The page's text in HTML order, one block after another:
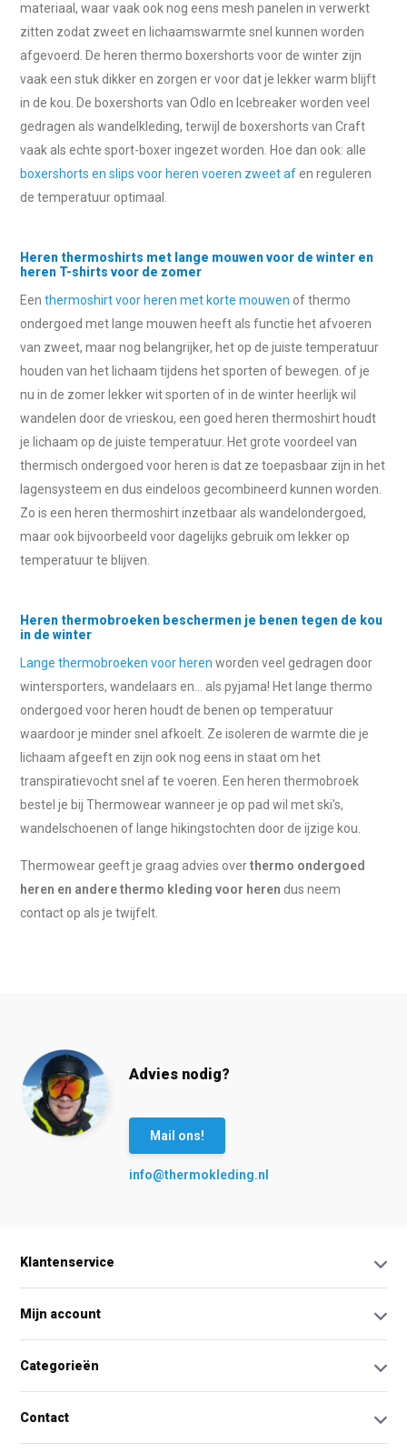
materiaal, waar vaak ook nog eens mesh panelen in verwerkt
zitten zodat zweet en lichaamswarmte snel kunnen worden
afgevoerd. De heren thermo boxershorts voor de winter zijn
vaak een stuk dikker en zorgen er voor dat je lekker warm blijft
in de kou. De boxershorts van Odlo en Icebreaker worden veel
gedragen als wandelkleding, terwijl de boxershorts van Craft
vaak als echte sport-boxer ingezet worden. Hoe dan ook: alle
boxershorts en slips voor heren voeren zweet afen reguleren
de temperatuur optimaal.
Heren thermoshirts met lange mouwen voor de winter en
heren T-shirts voor de zomer
Eenthermoshirt voor heren met korte mouwen of thermo
ondergoed met lange mouwen heeft als functie het afvoeren
van zweet, maar nog belangrijker, het op de juiste temperatuur
houden van het lichaam tijdens het sporten of bewegen. of je
nu in de zomer lekker wit sporten of in de winter heerlijk wil
wandelen door de vrieskou, een goed heren thermoshirt houdt
je lichaam op de juiste temperatuur. Het grote voordeel van
thermisch ondergoed voor heren is dat ze toepasbaar zijn in het
lagensysteem en dus eindeloos gecombineerd kunnen worden.
Zo is een heren thermoshirt inzetbaar als wandelondergoed,
maar ook bijvoorbeeld voor dagelijks gebruik om lekker op
temperatuur te blijven.
Heren thermobroeken beschermen je benen tegen de kou
in de winter
Lange thermobroeken voor heren worden veel gedragen door
wintersporters, wandelaars en... als pyjama! Het lange thermo
ondergoed voor heren houdt de benen op temperatuur
waardoor je minder snel afkoelt. Ze isoleren de warmte die je
lichaam afgeeft en zijn ook nog eens in staat om het
transpiratievocht snel af te voeren. Een heren thermobroek
bestel je bij Thermowear wanneer je op pad wil met ski's,
wandelschoenen of lange hikingstochten door de ijzige kou.
Thermowear geeft je graag advies overthermo ondergoed
heren en andere thermo kleding voor heren dus neem
contact op als je twijfelt.
Advies nodig?
Mail ons!
info@thermokleding.nl
Klantenservice
Mijn account
Categorieën
Contact